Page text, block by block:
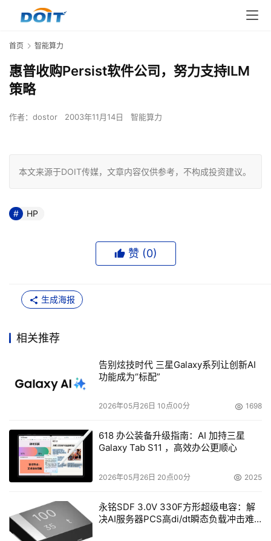
首页 智能算力
惠普收购Persist软件公司，努力支持ILM
策略
作者： dostor 2003年11月14日 智能算力
本文来源于DOIT传媒，文章内容仅供参考，不构成投资建议。
HP
赞 (0)
生成海报
相关推荐
告别炫技时代 三星Galaxy系列让创新AI
功能成为“标配”
2026年05月26日 10点00分 1698
618 办公装备升级指南：AI 加持三星
Galaxy Tab S11 ，高效办公更顺心
2026年05月26日 20点00分 2025
永铭SDF 3.0V 330F方形超级电容：解
决AI服务器PCS高di/dt瞬态负载冲击难